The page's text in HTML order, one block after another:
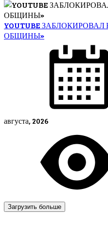
YOUTUBE
ОБЩИНЫ»
августа, 2026
Загрузить больше